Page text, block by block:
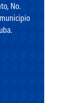
No.